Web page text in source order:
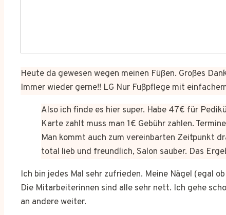
Heute da gewesen wegen meinen Füßen. Großes
Immer wieder gerne!! LG Nur Fußpflege mit
Also ich finde es hier super. Habe 47€ für
Karte zahlt muss man 1€ Gebühr zahlen.
Man kommt auch zum vereinbarten Zeitpunkt
total lieb und freundlich, Salon sauber. Das
Ich bin jedes Mal sehr zufrieden. Meine Nägel (egal
Die Mitarbeiterinnen sind alle sehr nett. Ich gehe
an andere weiter.